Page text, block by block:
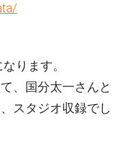
ります。
、国分太一さんと
スタジオ収録でし